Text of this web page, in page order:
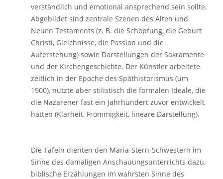
verständlich und emotional ansprechend sein sollte.
Abgebildet sind zentrale Szenen des Alten und
Neuen Testaments (z. B. die Schöpfung, die Geburt
Christi, Gleichnisse, die Passion und die
Auferstehung) sowie Darstellungen der Sakramente
und der Kirchengeschichte. Der Künstler arbeitete
zeitlich in der Epoche des Späthistorismus (um
1900), nutzte aber stilistisch die formalen Ideale, die
die Nazarener fast ein Jahrhundert zuvor entwickelt
hatten (Klarheit, Frömmigkeit, lineare Darstellung).
Die Tafeln dienten den Maria-Stern-Schwestern im
Sinne des damaligen Anschauungsunterrichts dazu,
biblische Erzählungen im wahrsten Sinne des